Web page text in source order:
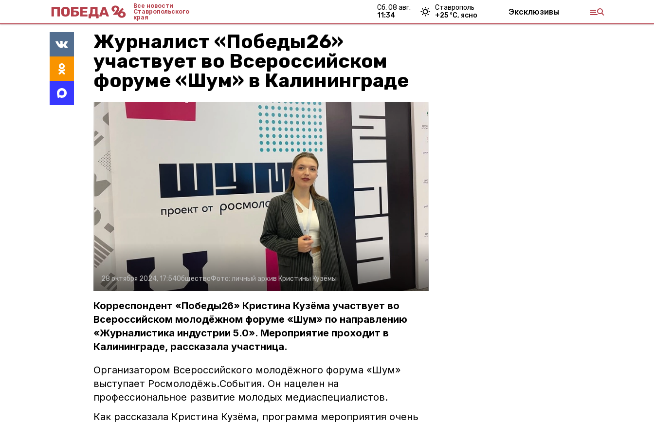
Все новости
Ставропольского
края
сб, 08 авг.
11:34
Ставрополь
+25 °С, ясно Эксклюзивы
Журналист «Победы26»
участвует во Всероссийском
форуме «Шум» в Калининграде
28 октября 2024, 17:54ОбществоФото: личный архив Кристины Кузёмы
Корреспондент «Победы26» Кристина Кузёма участвует во
Всероссийском молодёжном форуме «Шум» по направлению
«Журналистика индустрии 5.0». Мероприятие проходит в
Калининграде, рассказала участница.
Организатором Всероссийского молодёжного форума «Шум»
выступает Росмолодёжь.События. Он нацелен на
профессиональное развитие молодых медиаспециалистов.
Как рассказала Кристина Кузёма, программа мероприятия очень